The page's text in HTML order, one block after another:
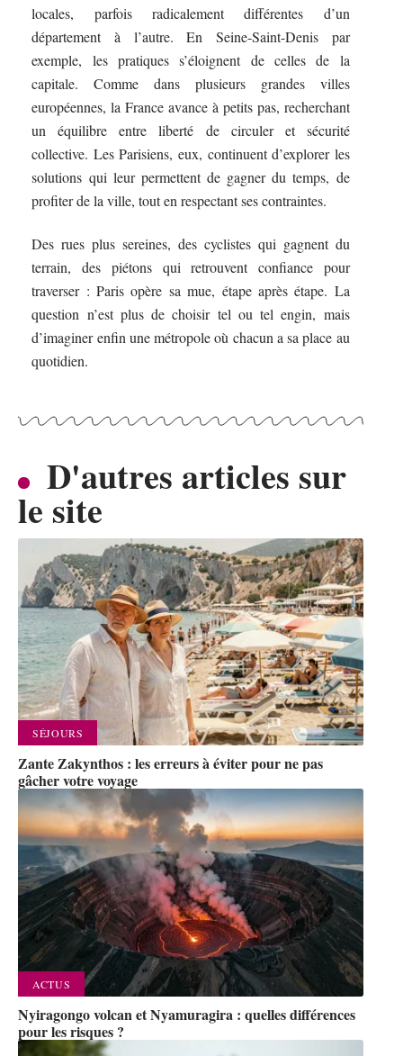
locales, parfois radicalement différentes d’un
département à l’autre. En Seine-Saint-Denis par
exemple, les pratiques s’éloignent de celles de la
capitale. Comme dans plusieurs grandes villes
européennes, la France avance à petits pas, recherchant
un équilibre entre liberté de circuler et sécurité
collective. Les Parisiens, eux, continuent d’explorer les
solutions qui leur permettent de gagner du temps, de
profiter de la ville, tout en respectant ses contraintes.
Des rues plus sereines, des cyclistes qui gagnent du
terrain, des piétons qui retrouvent confiance pour
traverser : Paris opère sa mue, étape après étape. La
question n’est plus de choisir tel ou tel engin, mais
d’imaginer enfin une métropole où chacun a sa place au
quotidien.
D'autres articles sur
le site
SÉJOURS
Zante Zakynthos : les erreurs à éviter pour ne pas
gâcher votre voyage
ACTUS
Nyiragongo volcan et Nyamuragira : quelles différences
pour les risques ?